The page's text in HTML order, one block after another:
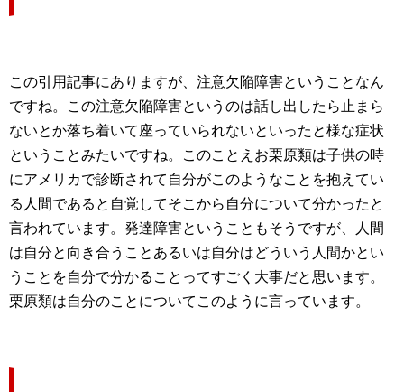
この引用記事にありますが、注意欠陥障害ということなん
ですね。この注意欠陥障害というのは話し出したら止まら
ないとか落ち着いて座っていられないといったと様な症状
ということみたいですね。このことえお栗原類は子供の時
にアメリカで診断されて自分がこのようなことを抱えてい
る人間であると自覚してそこから自分について分かったと
言われています。発達障害ということもそうですが、人間
は自分と向き合うことあるいは自分はどういう人間かとい
うことを自分で分かることってすごく大事だと思います。
栗原類は自分のことについてこのように言っています。